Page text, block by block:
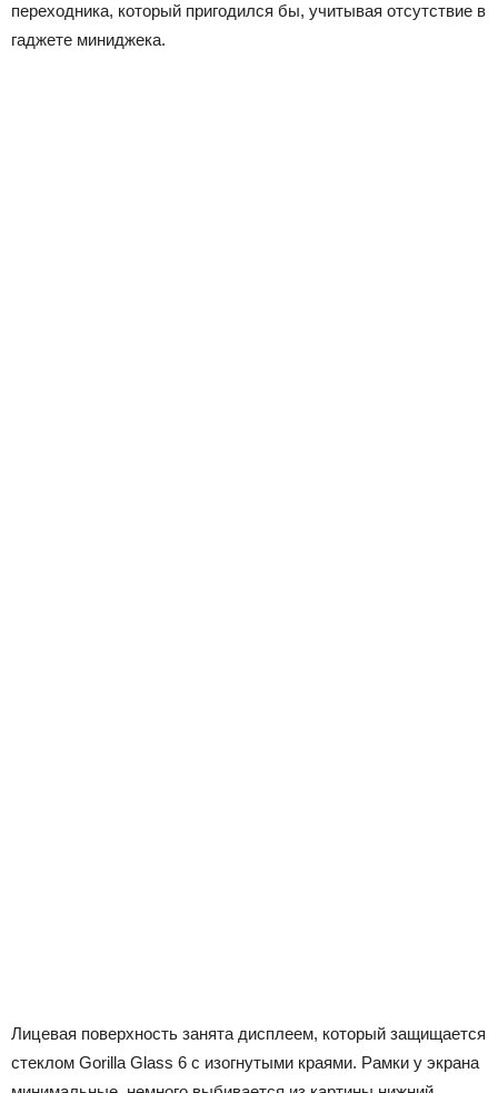
переходника, который пригодился бы, учитывая отсутствие в
гаджете миниджека.
Лицевая поверхность занята дисплеем, который защищается
стеклом Gorilla Glass 6 с изогнутыми краями. Рамки у экрана